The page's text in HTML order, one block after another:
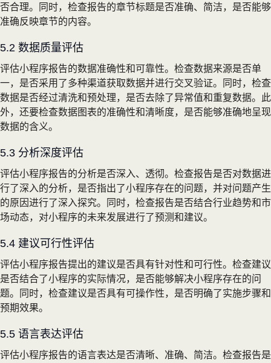
否合理。同时，检查报告的章节标题是否准确、简洁，是否能够
准确反映章节的内容。
5.2 数据质量评估
评估小程序报告的数据准确性和可靠性。检查数据来源是否单
一，是否采用了多种渠道获取数据并进行交叉验证。同时，检查
数据是否经过清洗和预处理，是否去除了异常值和重复数据。此
外，还要检查数据图表的准确性和清晰度，是否能够准确地呈现
数据的含义。
5.3 分析深度评估
评估小程序报告的分析是否深入、透彻。检查报告是否对数据进
行了深入的分析，是否指出了小程序存在的问题，并对问题产生
的原因进行了深入探究。同时，检查报告是否结合行业趋势和市
场动态，对小程序的未来发展进行了预测和建议。
5.4 建议可行性评估
评估小程序报告提出的建议是否具有针对性和可行性。检查建议
是否结合了小程序的实际情况，是否能够解决小程序存在的问
题。同时，检查建议是否具有可操作性，是否明确了实施步骤和
预期效果。
5.5 语言表达评估
评估小程序报告的语言表达是否清晰、准确、简洁。检查报告是